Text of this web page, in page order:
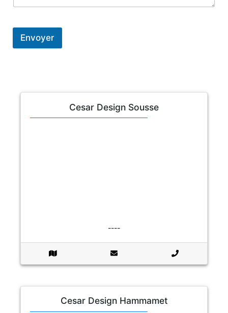
Envoyer
Cesar Design Sousse
----
Cesar Design Hammamet